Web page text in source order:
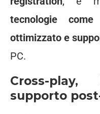
tecnologie
ottimizzato e
PC.
Cross-
supporto